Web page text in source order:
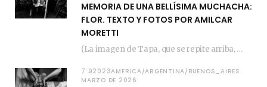
MEMORIA DE UNA BELLÍSIMA MUCHACHA:
FLOR. TEXTO Y FOTOS POR AMILCAR
MORETTI
(La imagen de Tapa, que se repite arriba, fue compuesta por Amilcar Moretti el viernes…
7 92023AMERICA/ARGENTINA/BUENOS_AIRES
MARZO DE 2026